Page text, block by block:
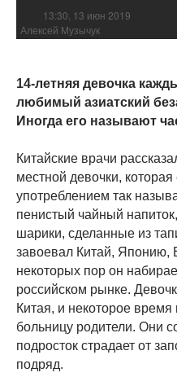
13:30, 13 июн 2019
Алексей Музычук
14-летняя девочка
любимый азиатский
Иногда его называют
Китайские врачи
местной девочки,
употреблением так
пенистый чайный
шарики, сделанные из
завоевал Китай, Японию,
некоторых пор он
российском рынке.
Китая, и некоторое время
больницу родители. Они
подросток страдает от
подряд.